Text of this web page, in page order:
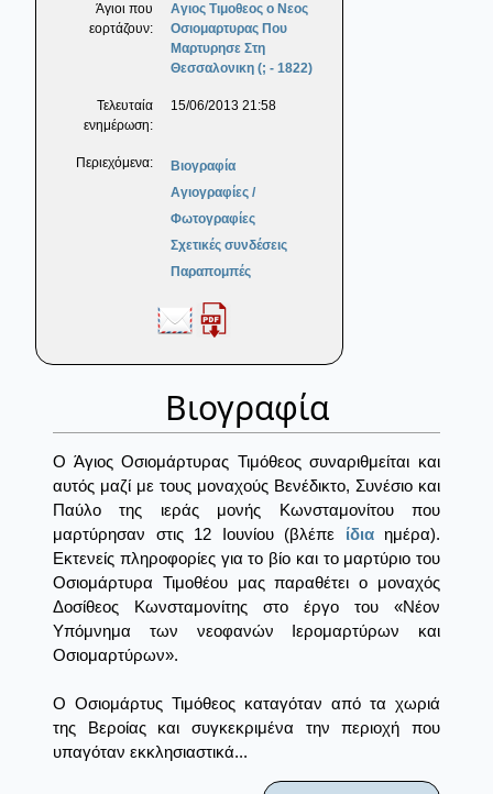
Άγιοι που
εορτάζουν:
Αγιος Τιμοθεος ο Νεος
Οσιομαρτυρας Που
Μαρτυρησε Στη
Θεσσαλονικη (; - 1822)
Τελευταία
ενημέρωση:
15/06/2013 21:58
Περιεχόμενα:
Βιογραφία
Αγιογραφίες /
Φωτογραφίες
Σχετικές συνδέσεις
Παραπομπές
Βιογραφία
Ο Άγιος Οσιομάρτυρας Τιμόθεος συναριθμείται και
αυτός μαζί με τους μοναχούς Βενέδικτο, Συνέσιο και
Παύλο της ιεράς μονής Κωνσταμονίτου που
μαρτύρησαν στις 12 Ιουνίου (βλέπε ίδιαημέρα).
Εκτενείς πληροφορίες για το βίο και το μαρτύριο του
Οσιομάρτυρα Τιμοθέου μας παραθέτει ο μοναχός
Δοσίθεος Κωνσταμονίτης στο έργο του «Νέον
Υπόμνημα των νεοφανών Ιερομαρτύρων και
Οσιομαρτύρων».
Ο Οσιομάρτυς Τιμόθεος καταγόταν από τα χωριά
της Βεροίας και συγκεκριμένα την περιοχή που
υπαγόταν εκκλησιαστικά...